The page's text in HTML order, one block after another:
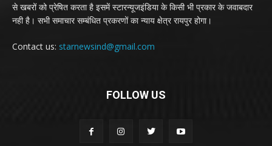
से खबरों को प्रेषित करता है इसमें स्टारन्यूजइंडिया के किसी भी प्रकार के जवाबदार
नही है। सभी समाचार सम्बंधित प्रकरणों का न्याय क्षेत्र रायपुर होगा।
Contact us: starnewsind@gmail.com
FOLLOW US